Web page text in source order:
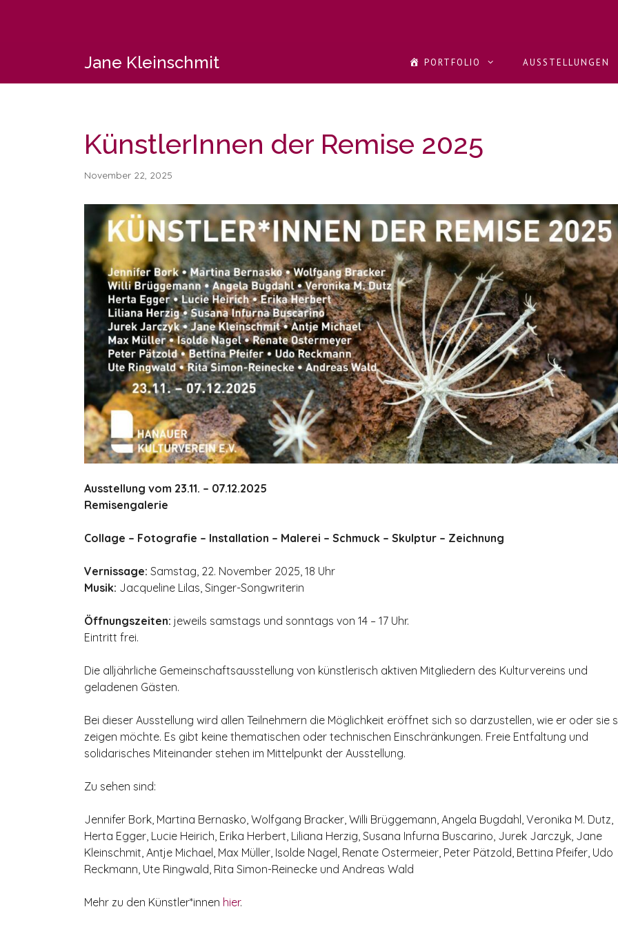
Jane Kleinschmit PORTFOLIO AUSSTELLUNGEN
KünstlerInnen der Remise 2025
November 22, 2025
Ausstellung vom 23.11. – 07.12.2025
Remisengalerie
Collage – Fotografie – Installation – Malerei – Schmuck – Skulptur – Zeichnung
Vernissage: Samstag, 22. November 2025, 18 Uhr
Musik: Jacqueline Lilas, Singer-Songwriterin
Öffnungszeiten: jeweils samstags und sonntags von 14 – 17 Uhr.
Eintritt frei.
Die alljährliche Gemeinschaftsausstellung von künstlerisch aktiven Mitgliedern des Kulturvereins und
geladenen Gästen.
Bei dieser Ausstellung wird allen Teilnehmern die Möglichkeit eröffnet sich so darzustellen, wie er oder sie
zeigen möchte. Es gibt keine thematischen oder technischen Einschränkungen. Freie Entfaltung und
solidarisches Miteinander stehen im Mittelpunkt der Ausstellung.
Zu sehen sind:
Jennifer Bork, Martina Bernasko, Wolfgang Bracker, Willi Brüggemann, Angela Bugdahl, Veronika M. Dutz,
Herta Egger, Lucie Heirich, Erika Herbert, Liliana Herzig, Susana Infurna Buscarino, Jurek Jarczyk, Jane
Kleinschmit, Antje Michael, Max Müller, Isolde Nagel, Renate Ostermeier, Peter Pätzold, Bettina Pfeifer, Udo
Reckmann, Ute Ringwald, Rita Simon-Reinecke und Andreas Wald
Mehr zu den Künstler*innen hier.